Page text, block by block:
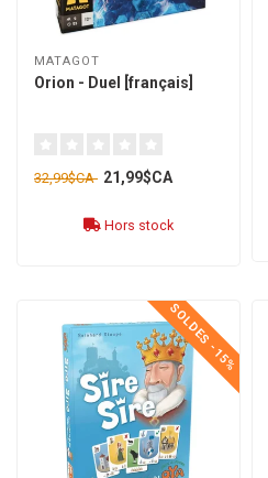
MATAGOT
Orion - Duel [français]
32,99$CA 21,99$CA
Hors stock
SOLDES -15%